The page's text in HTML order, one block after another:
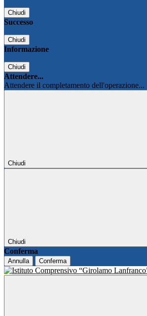
Chiudi
Successo
Chiudi
Informazione
Chiudi
Attendere...
Attendere il completamento dell'operazione...
Chiudi
Chiudi
Conferma
Annulla Conferma